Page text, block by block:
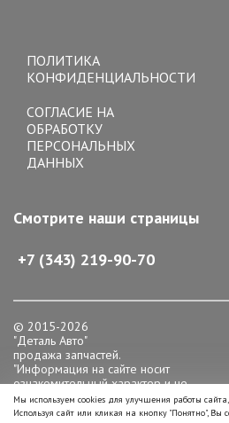
ПОЛИТИКА
КОНФИДЕНЦИАЛЬНОСТИ
СОГЛАСИЕ НА
ОБРАБОТКУ
ПЕРСОНАЛЬНЫХ
ДАННЫХ
Смотрите наши страницы
+7 (343) 219-90-70
© 2015-2026
"Деталь Авто"
продажа запчастей.
"Информация на сайте носит
ознакомительный характер и не
является публичной офертой,
определяемой положениями статьи
Мы используем cookies для улучшения работы
Используя сайт или кликая на кнопку "Понятно", Вы